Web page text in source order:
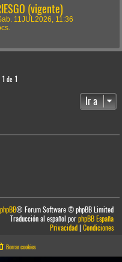
(vigente)
11JUL2026, 11:36
1 de 1
Ir a
phpBB® Forum Software © phpBB Limited
Traducción al español porphpBB España
Privacidad|Condiciones
Borrar cookies